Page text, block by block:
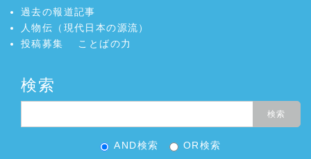
過去の報道記事
人物伝（現代日本の源流）
投稿募集
ことばの力
検索
AND検索 OR検索